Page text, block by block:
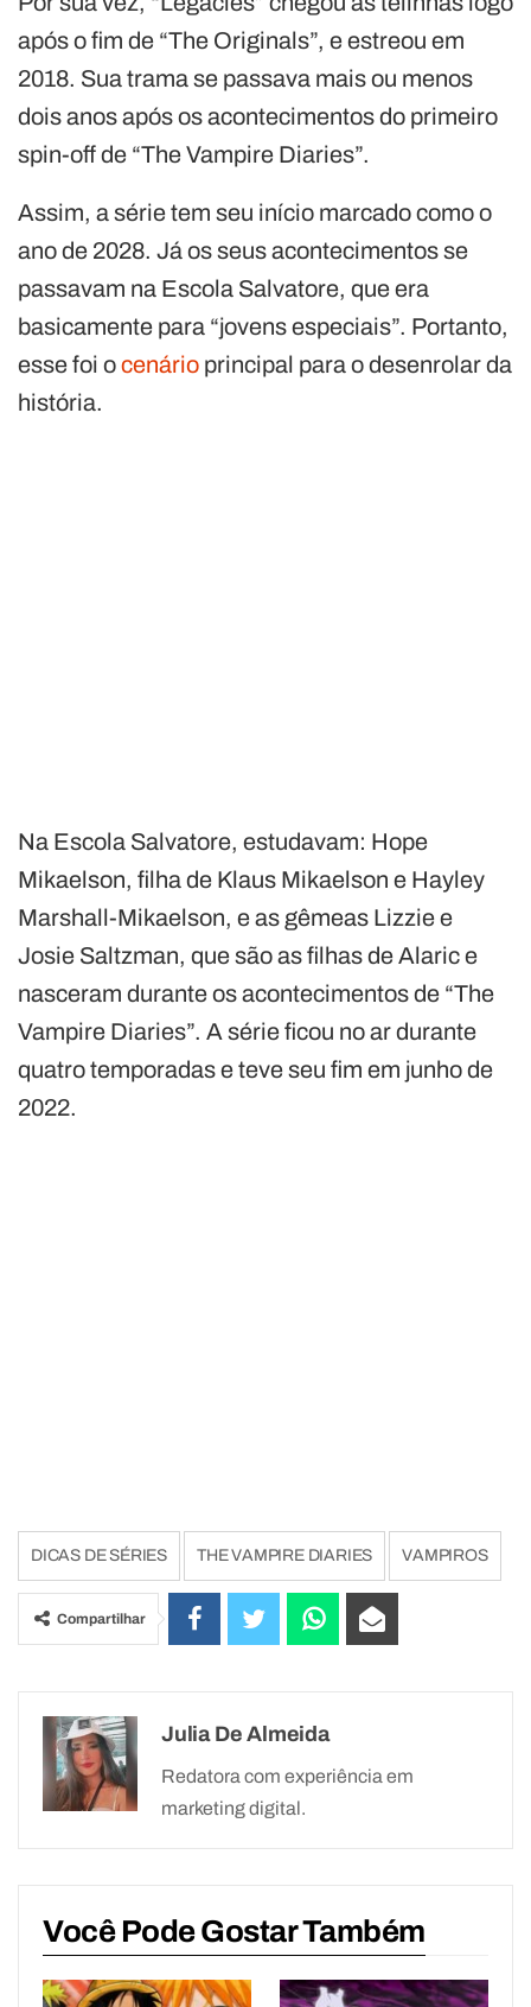
após o fim de “The Originals”, e estreou em
2018. Sua trama se passava mais ou menos
dois anos após os acontecimentos do primeiro
spin-off de “The Vampire Diaries”.
Assim, a série tem seu início marcado como o
ano de 2028. Já os seus acontecimentos se
passavam na Escola Salvatore, que era
basicamente para “jovens especiais”. Portanto,
esse foi ocenário principal para o desenrolar da
história.
Na Escola Salvatore, estudavam: Hope
Mikaelson, filha de Klaus Mikaelson e Hayley
Marshall-Mikaelson, e as gêmeas Lizzie e
Josie Saltzman, que são as filhas de Alaric e
nasceram durante os acontecimentos de “The
Vampire Diaries”. A série ficou no ar durante
quatro temporadas e teve seu fim em junho de
2022.
DICAS DE SÉRIES THE VAMPIRE DIARIES VAMPIROS
Compartilhar
Julia De Almeida
Redatora com experiência em
marketing digital.
Você Pode Gostar Também